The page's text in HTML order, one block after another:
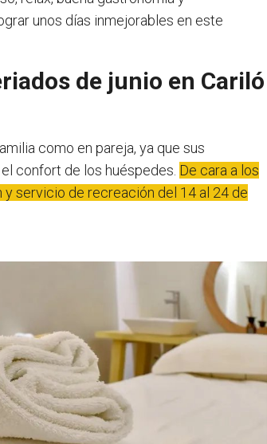
unos días inmejorables en este
de junio en Cariló
como en pareja, ya que sus
confort de los huéspedes. De cara a los
servicio de recreación del 14 al 24 de